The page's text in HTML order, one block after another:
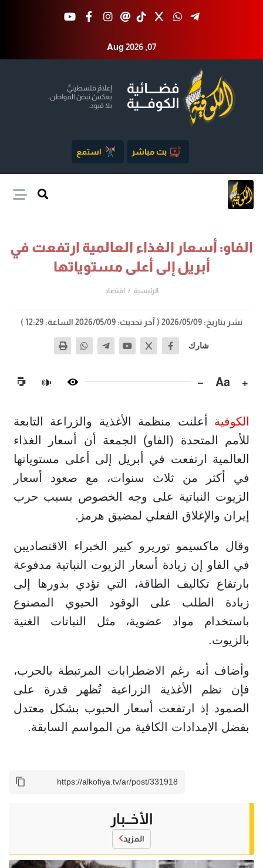
Aug 2026 ,07
بث مباشر استمع
الفاو: أسعار الغذاء العالمية ارتفعت في
أبريل إلى أعلى مستوياتها
الرئيسية اقتصاد
نشر بتاريخ: 2026/05/09 ( آخر تحديث: 2026/05/09 الساعة: 12:29 )
شارك
+
Aa
−
🔊
الكوفية أعلنت منظمة الأغذية والزراعة التابعة
للأمم المتحدة (الفاو) الجمعة أن أسعار الغذاء
العالمية ارتفعت في أبريل إلى أعلى مستوياتها
في أكثر من ثلاث سنوات، مع صعود أسعار
الزيوت النباتية على وجه الخصوص بسبب حرب
إيران والإغلاق الفعلي لمضيق هرمز.
وقال ماكسيمو توريرو كبير الخبراء الاقتصاديين
في الفاو إن زيادة أسعار الزيوت النباتية مدفوعة
بارتفاع تكاليف الطاقة، التي تؤدي بدورها إلى
زيادة الطلب على الوقود الحيوي المصنوع
باستخدام مواد عضوية، مثل النباتات الغنية
بالزيوت.
وأضاف أنه رغم الاضطرابات المرتبطة بالحرب،
فإن نظم الأغذية الزراعية تُظهر قدرة على
الصمود إذ ارتفعت أسعار الحبوب بشكل معتدل
بفضل الإمدادات الكافية من المواسم السابقة.
الأخــبار
المزيد